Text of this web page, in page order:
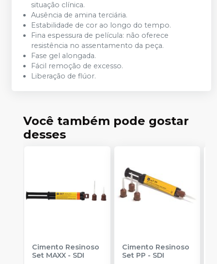
situação clínica.
Ausência de amina terciária.
Estabilidade de cor ao longo do tempo.
Fina espessura de película: não oferece
resistência no assentamento da peça.
Fase gel alongada.
Fácil remoção de excesso.
Liberação de flúor.
Você também pode gostar
desses
Cimento Resinoso
Set MAXX - SDI
Cimento Resinoso
Set PP - SDI